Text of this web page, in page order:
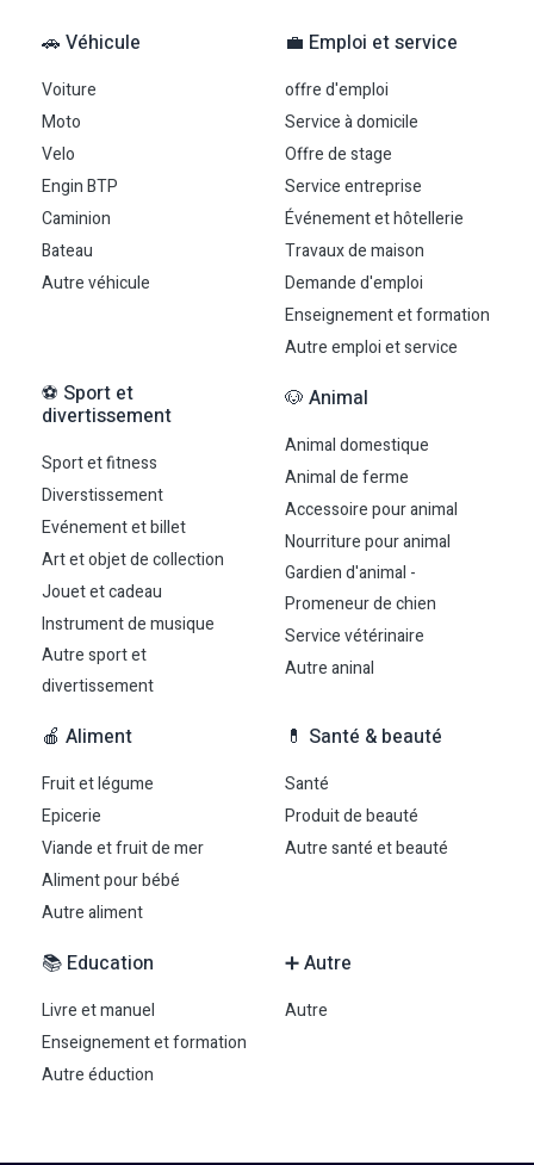
🚗 Véhicule
Voiture
Moto
Velo
Engin BTP
Caminion
Bateau
Autre véhicule
💼 Emploi et service
offre d'emploi
Service à domicile
Offre de stage
Service entreprise
Événement et hôtellerie
Travaux de maison
Demande d'emploi
Enseignement et formation
Autre emploi et service
⚽ Sport et
divertissement
Sport et fitness
Diverstissement
Evénement et billet
Art et objet de collection
Jouet et cadeau
Instrument de musique
Autre sport et
divertissement
🐶 Animal
Animal domestique
Animal de ferme
Accessoire pour animal
Nourriture pour animal
Gardien d'animal -
Promeneur de chien
Service vétérinaire
Autre aninal
🍎 Aliment
Fruit et légume
Epicerie
Viande et fruit de mer
Aliment pour bébé
Autre aliment
💊 Santé & beauté
Santé
Produit de beauté
Autre santé et beauté
📚 Education
Livre et manuel
Enseignement et formation
Autre éduction
➕ Autre
Autre